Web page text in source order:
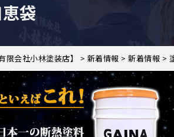
袋
限会社小林塗装店】 > 新着情報 > 新着情報 >